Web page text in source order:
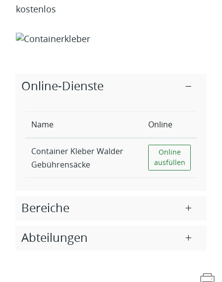
kostenlos
Zugehörige Objekte
Online-Dienste
Name Online
Container Kleber Walder
Gebührensäcke
Container Kleber
Online
ausfüllen
Bereiche
Abteilungen